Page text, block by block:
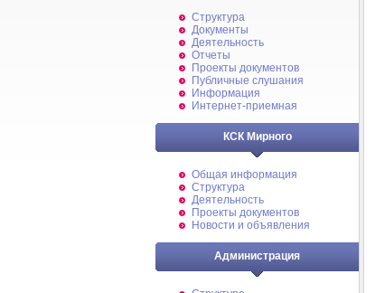
Структура
Документы
Деятельность
Отчеты
Проекты документов
Публичные слушания
Информация
Интернет-приемная
КСК Мирного
Общая информация
Структура
Деятельность
Проекты документов
Новости и объявления
Администрация